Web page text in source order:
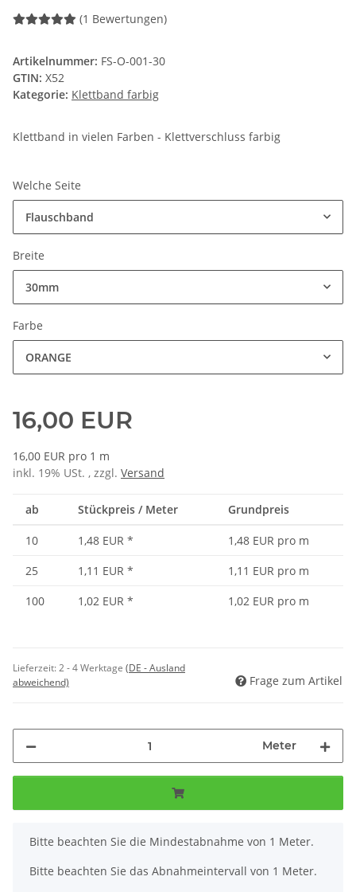
(1 Bewertungen)
Artikelnummer: FS-O-001-30
GTIN: X52
Kategorie: Klettband farbig
Klettband in vielen Farben - Klettverschluss farbig
Welche Seite
Flauschband
Breite
30mm
Farbe
ORANGE
16,00 EUR
16,00 EUR pro 1 m
inkl. 19% USt. , zzgl. Versand
ab Stückpreis / Meter Grundpreis
10 1,48 EUR *
1,48 EUR pro m
25
1,11 EUR *
1,11 EUR pro m
100
1,02 EUR * 1,02 EUR pro m
Lieferzeit:2 - 4 Werktage (DE - Ausland
abweichend)
Frage zum Artikel
Meter
x
Bitte beachten Sie die Mindestabnahme von 1 Meter.
Bitte beachten Sie das Abnahmeintervall von 1 Meter.